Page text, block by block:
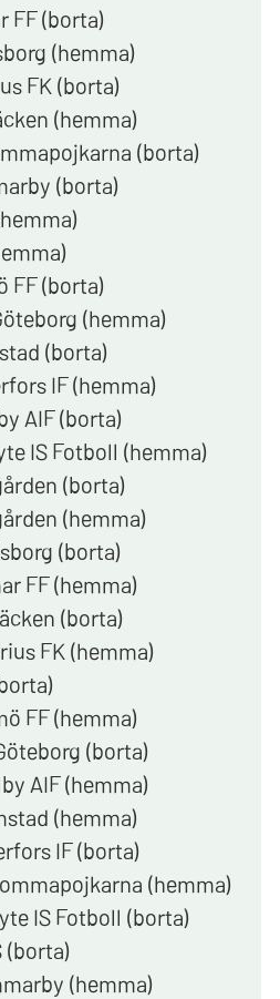
FF (borta)
(hemma)
FK (borta)
(hemma)
(borta)
(borta)
FF (borta)
(hemma)
(borta)
IF (hemma)
AIF (borta)
IS Fotboll (hemma)
(borta)
(hemma)
(borta)
FF (hemma)
(borta)
FK (hemma)
FF (hemma)
(borta)
AIF (hemma)
(hemma)
IF (borta)
(hemma)
IS Fotboll (borta)
(borta)
(hemma)